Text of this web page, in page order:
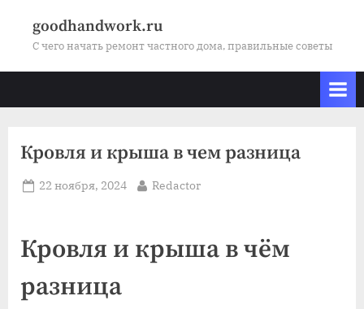
goodhandwork.ru
С чего начать ремонт частного дома, правильные советы
Кровля и крыша в чем разница
Posted
22 ноября, 2024 By
Redactor
Кровля и крыша в чём
разница